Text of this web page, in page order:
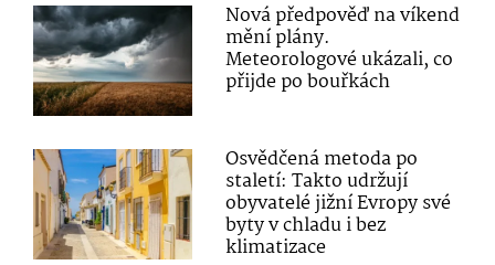
Nová předpověď na víkend
mění plány.
Meteorologové ukázali, co
přijde po bouřkách
Osvědčená metoda po
staletí: Takto udržují
obyvatelé jižní Evropy své
byty v chladu i bez
klimatizace